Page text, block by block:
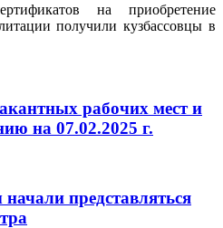
на приобретение
получили кузбассовцы в
рабочих мест и
на 07.02.2025 г.
представляться